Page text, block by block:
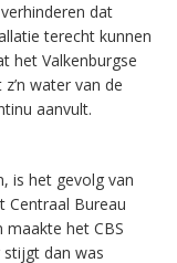
dat
terecht kunnen
het Valkenburgse
water van de
aanvult.
is het gevolg van
Centraal Bureau
maakte het CBS
stijgt dan was